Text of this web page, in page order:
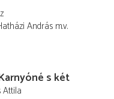
András m.v.
s két
Attila